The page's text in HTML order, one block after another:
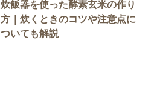
炊飯器を使った酵素玄米の作り
方｜炊くときのコツや注意点に
ついても解説